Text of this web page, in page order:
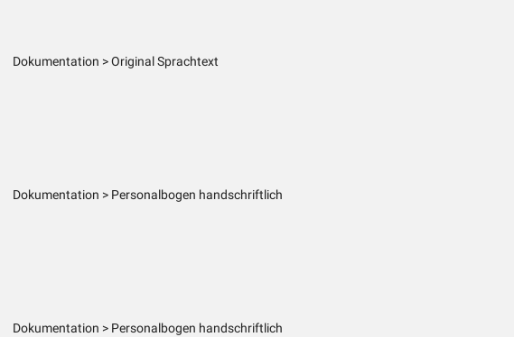
Dokumentation > Original Sprachtext
Dokumentation > Personalbogen handschriftlich
Dokumentation > Personalbogen handschriftlich